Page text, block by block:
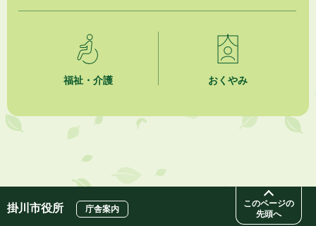
福祉・介護 おくやみ
このページの
先頭へ
掛川市役所 庁舎案内